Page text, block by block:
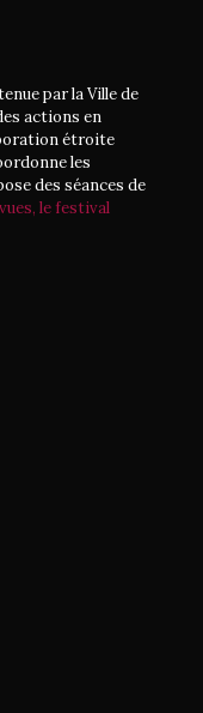
par la Ville de
actions en
étroite
les
des séances de
le festival